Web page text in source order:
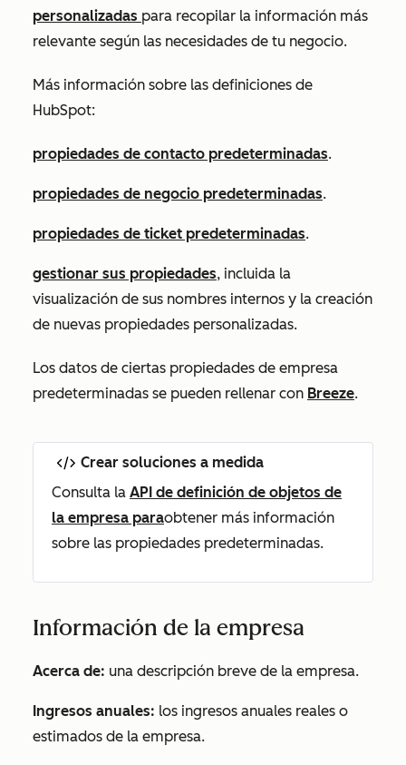
personalizadas para recopilar la información más
relevante según las necesidades de tu negocio.
Más información sobre las definiciones de
HubSpot:
propiedades de contacto predeterminadas.
propiedades de negocio predeterminadas.
propiedades de ticket predeterminadas.
gestionar sus propiedades, incluida la
visualización de sus nombres internos y la creación
de nuevas propiedades personalizadas.
Los datos de ciertas propiedades de empresa
predeterminadas se pueden rellenar con Breeze.
Crear soluciones a medida
Consulta la API de definición de objetos de
la empresa paraobtener más información
sobre las propiedades predeterminadas.
Información de la empresa
Acerca de: una descripción breve de la empresa.
Ingresos anuales: los ingresos anuales reales o
estimados de la empresa.